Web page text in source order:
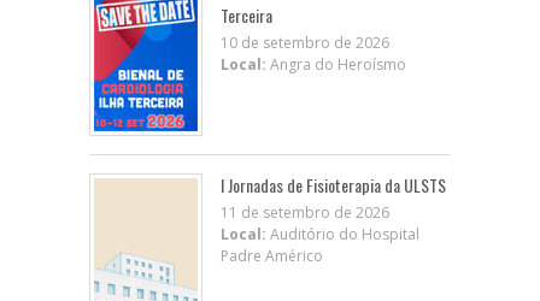
Terceira
10 de setembro de 2026
Local: Angra do Heroísmo
I Jornadas de Fisioterapia da ULSTS
11 de setembro de 2026
Local: Auditório do Hospital
Padre Américo